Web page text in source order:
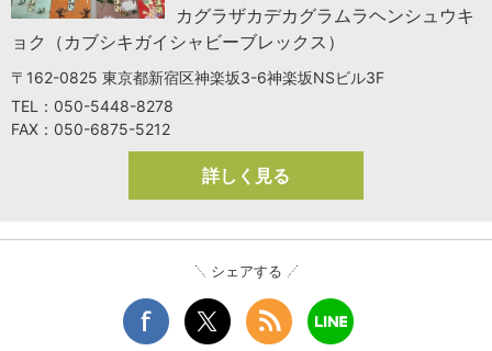
カグラザカデカグラムラヘンシュウキ
ョク（カブシキガイシャビーブレックス）
〒162-0825 東京都新宿区神楽坂3-6神楽坂NSビル3F
TEL：050-5448-8278
FAX：050-6875-5212
詳しく見る
シェアする